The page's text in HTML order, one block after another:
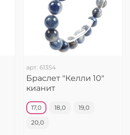
арт. 61354
Браслет "Келли 10"
кианит
17,0 18,0 19,0
20,0